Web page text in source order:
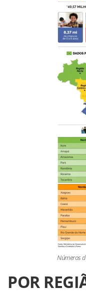
Números
POR